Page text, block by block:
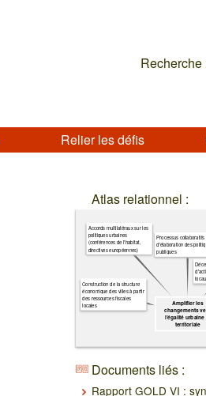
Recherche
Relier les défis
Atlas relationnel :
Amplifier les
changements
l’égalité urbaine
territoriale
Processus collaboratifs
d'élaboration des
publiques
Accords multilatéraux sur les
politiques urbaines
(conférences de l'habitat,
directives européennes)
Construction de la structure
économique des villes à partir
des ressources fiscales
locales
Documents liés :
Rapport GOLD VI :